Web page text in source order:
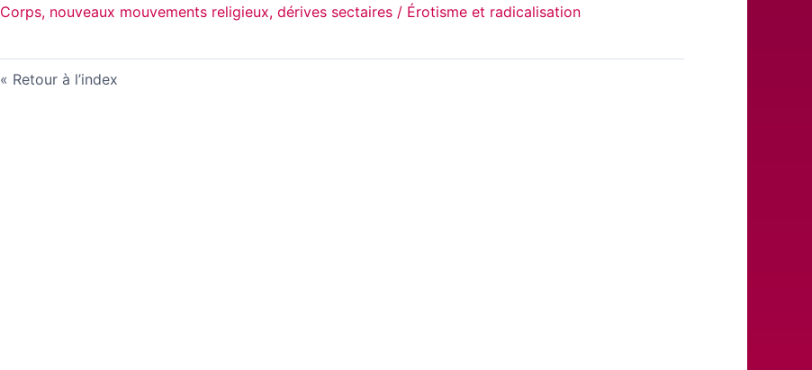
Corps, nouveaux mouvements religieux, dérives sectaires / Érotisme et radicalisation
Retour à l’index